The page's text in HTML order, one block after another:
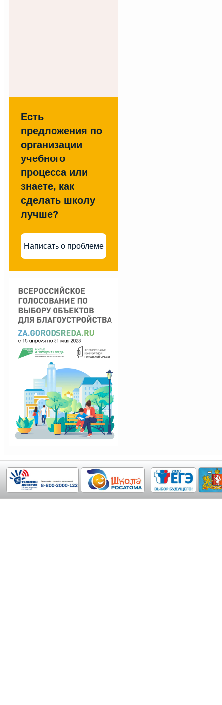
Есть
предложения по
организации
учебного
процесса или
знаете, как
сделать школу
лучше?
Написать о проблеме